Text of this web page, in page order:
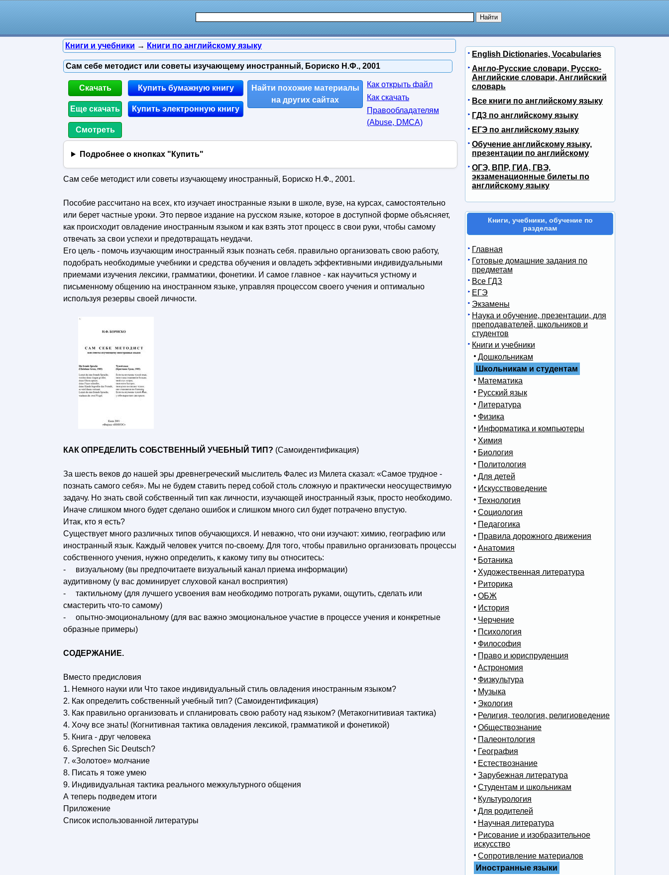
Книги и учебники → Книги по английскому языку
Сам себе методист или советы изучающему иностранный, Бориско Н.Ф., 2001
Скачать
Еще скачать
Смотреть
Купить бумажную книгу
Купить электронную книгу
Найти похожие материалы
на других сайтах
Как открыть файл
Как скачать
Правообладателям
(Abuse, DMСA)
Подробнее о кнопках "Купить"
Сам себе методист или советы изучающему иностранный, Бориско Н.Ф., 2001.
Пособие рассчитано на всех, кто изучает иностранные языки в школе, вузе, на курсах, самостоятельно
или берет частные уроки. Это первое издание на русском языке, которое в доступной форме объясняет,
как происходит овладение иностранным языком и как взять этот процесс в свои руки, чтобы самому
отвечать за свои успехи и предотвращать неудачи.
Его цель - помочь изучающим иностранный язык познать себя. правильно организовать свою работу,
подобрать необходимые учебники и средства обучения и овладеть эффективными индивидуальными
приемами изучения лексики, грамматики, фонетики. И самое главное - как научиться устному и
письменному общению на иностранном языке, управляя процессом своего учения и оптимально
используя резервы своей личности.
КАК ОПРЕДЕЛИТЬ СОБСТВЕННЫЙ УЧЕБНЫЙ ТИП? (Самоидентификация)
За шесть веков до нашей эры древнегреческий мыслитель Фалес из Милета сказал: «Самое трудное -
познать самого себя». Мы не будем ставить перед собой столь сложную и практически неосуществимую
задачу. Но знать свой собственный тип как личности, изучающей иностранный язык, просто необходимо.
Иначе слишком много будет сделано ошибок и слишком много сил будет потрачено впустую.
Итак, кто я есть?
Существует много различных типов обучающихся. И неважно, что они изучают: химию, географию или
иностранный язык. Каждый человек учится по-своему. Для того, чтобы правильно организовать процессы
собственного учения, нужно определить, к какому типу вы относитесь:
- визуальному (вы предпочитаете визуальный канал приема информации)
аудитивному (у вас доминирует слуховой канал восприятия)
- тактильному (для лучшего усвоения вам необходимо потрогать руками, ощутить, сделать или
смастерить что-то самому)
- опытно-эмоциональному (для вас важно эмоциональное участие в процессе учения и конкретные
образные примеры)
СОДЕРЖАНИЕ.
Вместо предисловия
1. Немного науки или Что такое индивидуальный стиль овладения иностранным языком?
2. Как определить собственный учебный тип? (Самоидентификация)
3. Как правильно организовать и спланировать свою работу над языком? (Метакогнитивиая тактика)
4. Хочу все знать! (Когнитивная тактика овладения лексикой, грамматикой и фонетикой)
5. Книга - друг человека
6. Sprechen Sic Deutsch?
7. «Золотое» молчание
8. Писать я тоже умею
9. Индивидуальная тактика реального межкультурного общения
А теперь подведем итоги
Приложение
Список использованной литературы
English Dictionaries, Vocabularies
Англо-Русские словари, Русско-
Английские словари, Английский
словарь
Все книги по английскому языку
ГДЗ по английскому языку
ЕГЭ по английскому языку
Обучение английскому языку,
презентации по английскому
ОГЭ, ВПР, ГИА, ГВЭ,
экзаменационные билеты по
английскому языку
Книги, учебники, обучение по
разделам
Главная
Готовые домашние задания по
предметам
Все ГДЗ
ЕГЭ
Экзамены
Наука и обучение, презентации, для
преподавателей, школьников и
студентов
Книги и учебники
Дошкольникам
Школьникам и студентам
Математика
Русский язык
Литература
Физика
Информатика и компьютеры
Химия
Биология
Политология
Для детей
Искусствоведение
Технология
Социология
Педагогика
Правила дорожного движения
Анатомия
Ботаника
Художественная литература
Риторика
ОБЖ
История
Черчение
Психология
Философия
Право и юриспруденция
Астрономия
Физкультура
Музыка
Экология
Религия, теология, религиоведение
Обществознание
Палеонтология
География
Естествознание
Зарубежная литература
Студентам и школьникам
Культурология
Для родителей
Научная литература
Рисование и изобразительное
искусство
Сопротивление материалов
Иностранные языки